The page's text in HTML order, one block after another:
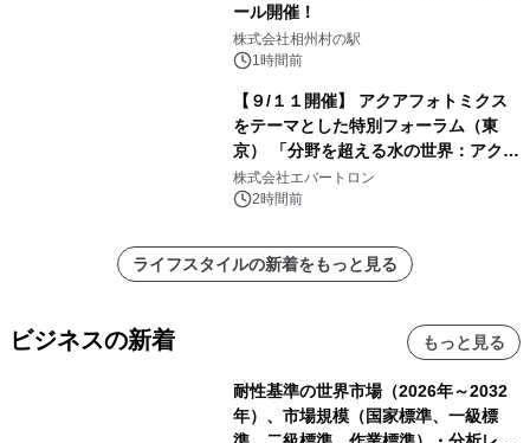
ール開催！
株式会社相州村の駅
1時間前
【９/１１開催】 アクアフォトミクス
をテーマとした特別フォーラム（東
京） 「分野を超える水の世界：アクア
フォトミクスが切り拓く新しい科学の
地平」を開催
株式会社エバートロン
2時間前
ライフスタイルの新着をもっと見る
ビジネスの新着 もっと見る
耐性基準の世界市場（2026年～2032
年）、市場規模（国家標準、一級標